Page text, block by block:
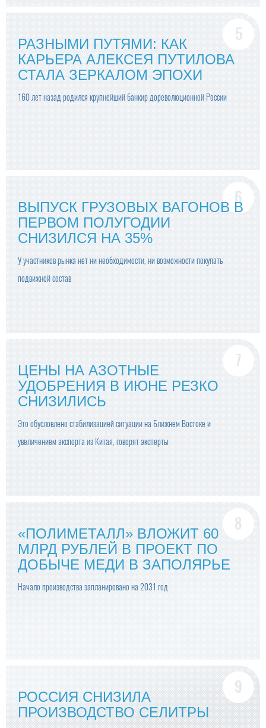
РАЗНЫМИ ПУТЯМИ: КАК
КАРЬЕРА АЛЕКСЕЯ ПУТИЛОВА
СТАЛА ЗЕРКАЛОМ ЭПОХИ
160 лет назад родился крупнейший банкир дореволюционной России
ВЫПУСК ГРУЗОВЫХ ВАГОНОВ В
ПЕРВОМ ПОЛУГОДИИ
СНИЗИЛСЯ НА 35%
У участников рынка нет ни необходимости, ни возможности покупать
подвижной состав
ЦЕНЫ НА АЗОТНЫЕ
УДОБРЕНИЯ В ИЮНЕ РЕЗКО
СНИЗИЛИСЬ
Это обусловлено стабилизацией ситуации на Ближнем Востоке и
увеличением экспорта из Китая, говорят эксперты
«ПОЛИМЕТАЛЛ» ВЛОЖИТ 60
МЛРД РУБЛЕЙ В ПРОЕКТ ПО
ДОБЫЧЕ МЕДИ В ЗАПОЛЯРЬЕ
Начало производства запланировано на 2031 год
РОССИЯ СНИЗИЛА
ПРОИЗВОДСТВО СЕЛИТРЫ